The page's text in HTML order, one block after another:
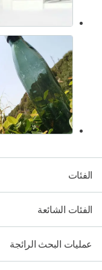
الفئات
الفئات الشائعة
عمليات البحث الرائجة